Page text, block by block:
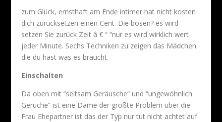
zum Glück, ernsthaft am Ende intimer hat nicht kosten
dich zurücksetzen einen Cent. Die bösen? es wird
setzen Sie zurück Zeit â € “ “nur es wird wirklich wert
jeder Minute. Sechs Techniken zu zeigen das Mädchen
die du hast was es braucht.
Einschalten
Da oben mit “seltsam Geräusche” und “ungewöhnlich
Gerüche” ist eine Dame der größte Problem über die
Frau Ehepartner ist das der Typ nur tut nicht achtet auf